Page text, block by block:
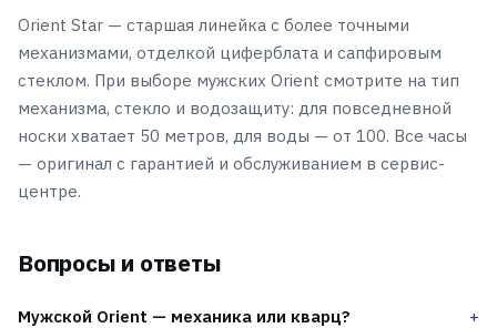
Orient Star — старшая линейка с более точными
механизмами, отделкой циферблата и сапфировым
стеклом. При выборе мужских Orient смотрите на тип
механизма, стекло и водозащиту: для повседневной
носки хватает 50 метров, для воды — от 100. Все часы
— оригинал с гарантией и обслуживанием в сервис-
центре.
Вопросы и ответы
Мужской Orient — механика или кварц?